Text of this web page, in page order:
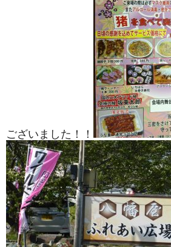
ございました！！